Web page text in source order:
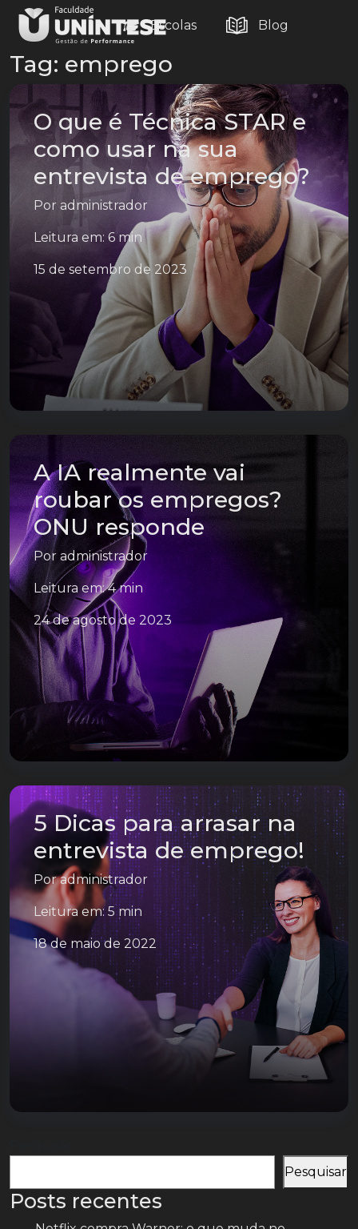
Escolas Blog
Tag: emprego
O que é Técnica STAR e
como usar na sua
entrevista de emprego?
Por administrador
Leitura em: 6 min
15 de setembro de 2023
A IA realmente vai
roubar os empregos?
ONU responde
Por administrador
Leitura em: 4 min
24 de agosto de 2023
5 Dicas para arrasar na
entrevista de emprego!
Poradministrador
Leitura em: 5 min
18 de maio de 2022
Pesquisar
Posts recentes